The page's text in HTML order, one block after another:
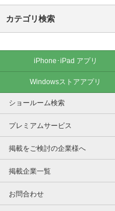
カテゴリ検索
iPhone･iPad アプリ
Windowsストアアプリ
ショールーム検索
プレミアムサービス
掲載をご検討の企業様へ
掲載企業一覧
お問合わせ